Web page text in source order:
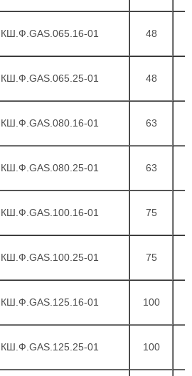
КШ.Ф.GAS.065.16-01 48
КШ.Ф.GAS.065.25-01 48
КШ.Ф.GAS.080.16-01 63
КШ.Ф.GAS.080.25-01 63
КШ.Ф.GAS.100.16-01 75
КШ.Ф.GAS.100.25-01 75
КШ.Ф.GAS.125.16-01 100
КШ.Ф.GAS.125.25-01 100